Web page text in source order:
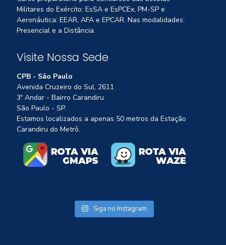
Militares do Exército: EsSA e EsPCEx, PM-SP e
Aeronáutica: EEAR, AFA e EPCAR. Nas modalidades:
Presencial e a Distância.
Visite Nossa Sede
CPB - São Paulo
Avenida Cruzeiro do Sul, 2611
3º Andar - Bairro Carandiru
São Paulo - SP.
Estamos localizados a apenas 50 metros da Estação
Carandiru do Metrô.
Siga no Instagram